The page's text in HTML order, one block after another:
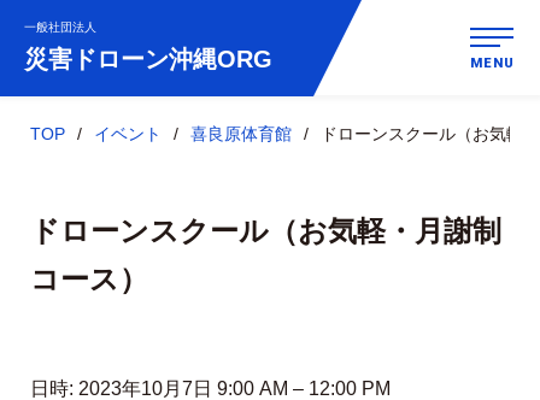
一般社団法人
災害ドローン沖縄ORG MENU
TOP イベント 喜良原体育館 ドローンスクール（お気軽
ドローンスクール（お気軽・月謝制
コース）
日時: 2023年10月7日 9:00 AM – 12:00 PM